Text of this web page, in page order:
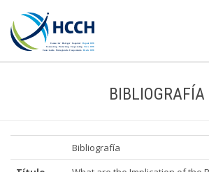
BIBLIOGRAFÍA
Bibliografía